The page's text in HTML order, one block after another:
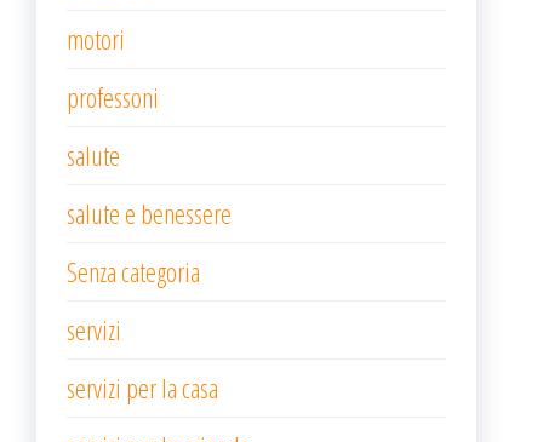
motori
professoni
salute
salute e benessere
Senza categoria
servizi
servizi per la casa